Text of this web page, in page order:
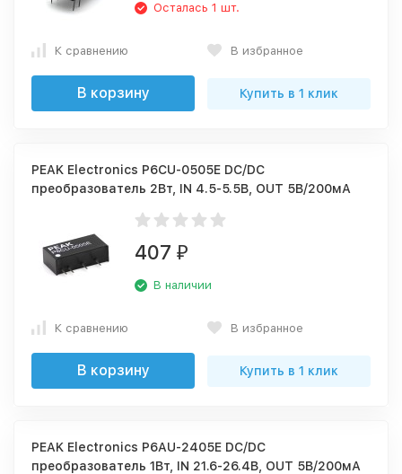
Осталась 1 шт.
К сравнению В избранное
В корзину Купить в 1 клик
PEAK Electronics P6CU-0505E DC/DC
преобразователь 2Вт, IN 4.5-5.5В, OUT 5В/200мА
407 ₽
В наличии
К сравнению В избранное
В корзину Купить в 1 клик
PEAK Electronics P6AU-2405E DC/DC
преобразователь 1Вт, IN 21.6-26.4В, OUT 5В/200мА